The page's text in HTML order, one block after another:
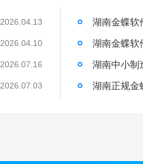
2026.04.13
2026.04.10
2026.07.16
2026.07.03